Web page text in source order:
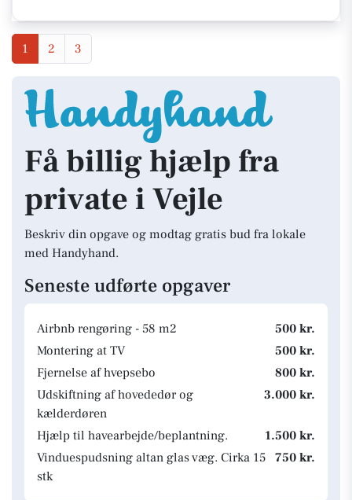
1 2 3
Få billig hjælp fra
private i Vejle
Beskriv din opgave og modtag gratis bud fra lokale
med Handyhand.
Seneste udførte opgaver
Airbnb rengøring - 58 m2
500 kr.
Montering at TV
500 kr.
Fjernelse af hvepsebo
800 kr.
Udskiftning af hovededør og
kælderdøren
3.000 kr.
Hjælp til havearbejde/beplantning.
1.500 kr.
Vinduespudsning altan glas væg. Cirka 15
stk
750 kr.